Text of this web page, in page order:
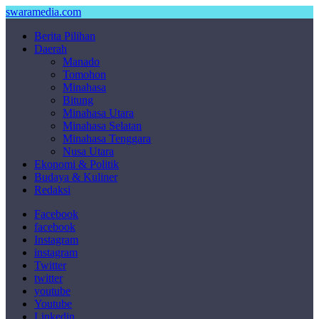
swaramedia.com
Berita Pilihan
Daerah
Manado
Tomohon
Minahasa
Bitung
Minahasa Utara
Minahasa Selatan
Minahasa Tenggara
Nusa Utara
Ekonomi & Politik
Budaya & Kuliner
Redaksi
Facebook
facebook
Instagram
instagram
Twitter
twitter
youtube
Youtube
Linkedin